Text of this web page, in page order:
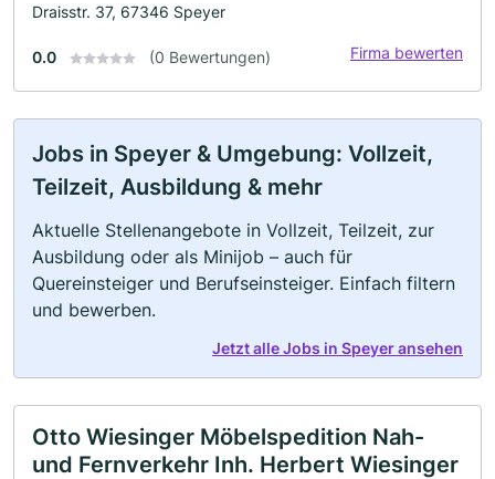
Draisstr. 37, 67346 Speyer
0.0 (0 Bewertungen) Firma bewerten
Jobs in Speyer & Umgebung: Vollzeit,
Teilzeit, Ausbildung & mehr
Aktuelle Stellenangebote in Vollzeit, Teilzeit, zur
Ausbildung oder als Minijob – auch für
Quereinsteiger und Berufseinsteiger. Einfach filtern
und bewerben.
Jetzt alle Jobs in Speyer ansehen
Otto Wiesinger Möbelspedition Nah-
und Fernverkehr Inh. Herbert Wiesinger